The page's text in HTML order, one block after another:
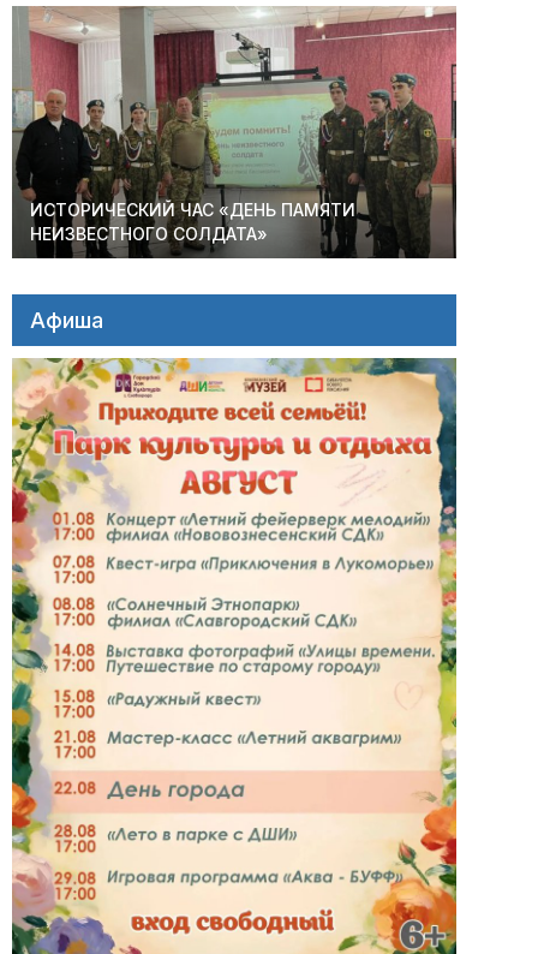
ИСТОРИЧЕСКИЙ ЧАС «ДЕНЬ ПАМЯТИ
НЕИЗВЕСТНОГО СОЛДАТА»
Афиша